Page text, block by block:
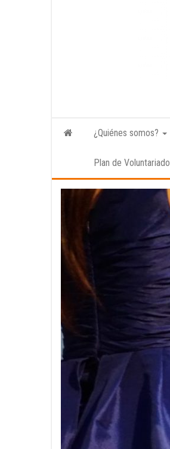
¿Quiénes somos?
Plan de Voluntariado